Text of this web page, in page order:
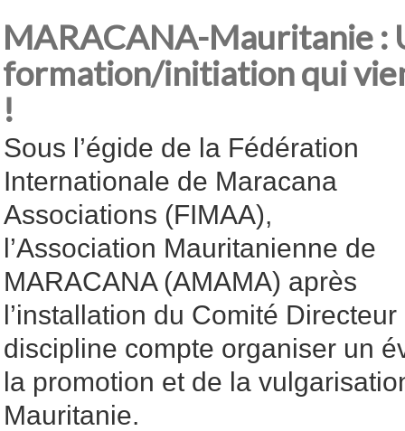
MARACANA-Mauritanie :
formation/initiation qui
!
Sous l’égide de la Fédération
Internationale de Maracana
Associations (FIMAA),
l’Association Mauritanienne de
MARACANA (AMAMA) après
l’installation du Comité
discipline compte organiser un
la promotion et de la
Mauritanie.